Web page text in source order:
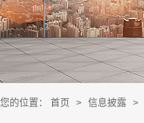
您的位置： 首页 > 信息披露 >